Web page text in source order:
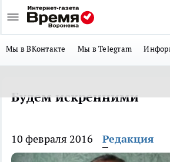
Мы в ВКонтакте Мы в Telegram
Будем искренними
10 февраля 2016 Редакция